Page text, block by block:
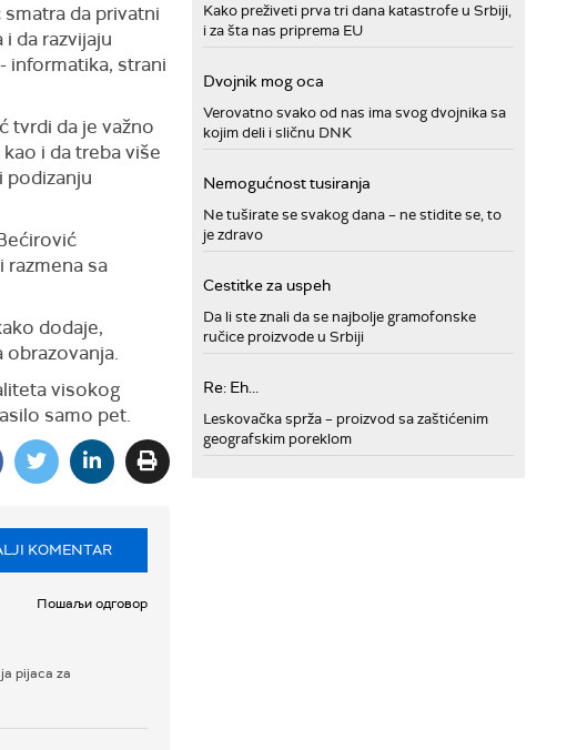
da privatni
da razvijaju
informatika, strani
tvrdi da je važno
i da treba više
podizanju
sa
dodaje,
visokog
samo pet.
KOMENTAR
Пошаљи одговор
pijaca za
Kako preživeti prva tri dana katastrofe u Srbiji,
i za šta nas priprema EU
Dvojnik mog oca
Verovatno svako od nas ima svog dvojnika sa
kojim deli i sličnu DNK
Nemogućnost tusiranja
Ne tuširate se svakog dana – ne stidite se, to
je zdravo
Cestitke za uspeh
Da li ste znali da se najbolje gramofonske
ručice proizvode u Srbiji
Re: Eh...
Leskovačka sprža – proizvod sa zaštićenim
geografskim poreklom